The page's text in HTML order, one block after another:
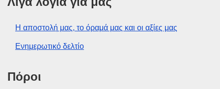
Η αποστολή μας, το όραμά μας και οι αξίες μας
Ενημερωτικό δελτίο
Πόροι